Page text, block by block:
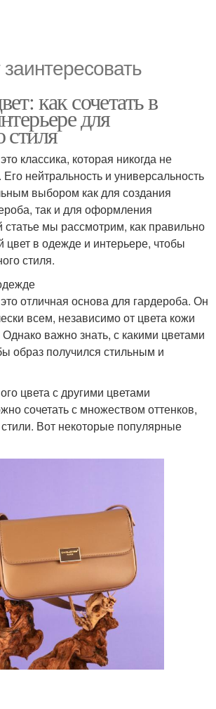
как сочетать в
для
стиля
классика, которая никогда не
нейтральность и универсальность
выбором как для создания
так и для оформления
статье мы рассмотрим, как правильно
цвет в одежде и интерьере, чтобы
стиля.
отличная основа для гардероба. Он
всем, независимо от цвета кожи
важно знать, с какими цветами
образ получился стильным и
цвета с другими цветами
сочетать с множеством оттенков,
Вот некоторые популярные